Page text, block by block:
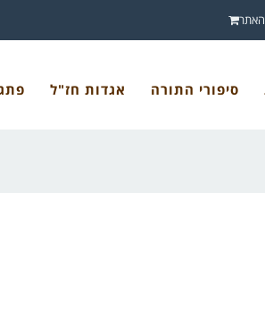
סיפורי התורה אגדות חז"ל